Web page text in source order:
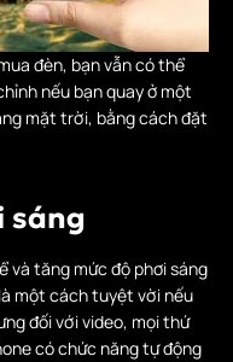
đèn, bạn vẫn có thể
nếu bạn quay ở một
mặt trời, bằng cách đặt
sáng
và tăng mức độ phơi sáng
một cách tuyệt vời nếu
đối với video, mọi thứ
có chức năng tự động